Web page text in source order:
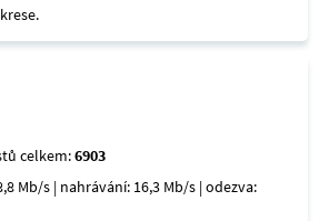
celkem:6903
Mb/s | nahrávání: 16,3 Mb/s | odezva: